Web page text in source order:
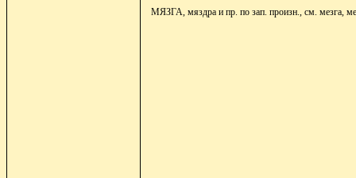
МЯЗГА, мяздра и пр. по зап. произн., см. мезга,